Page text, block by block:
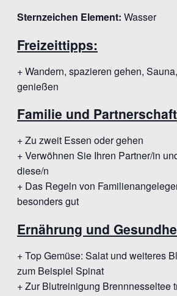
Sternzeichen Element: Wasser
Freizeittipps:
+ Wandern, spazieren gehen,
genießen
Familie und Partnerschaft
+ Zu zweit Essen oder gehen
+ Verwöhnen Sie Ihren Partner/in
diese/n
+ Das Regeln von
besonders gut
Ernährung und
+ Top Gemüse: Salat und weiteres
zum Beispiel Spinat
+ Zur Blutreinigung Brennnesseltee